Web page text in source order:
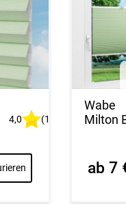
4,0 (1)
Wabe
Milton
ab 7